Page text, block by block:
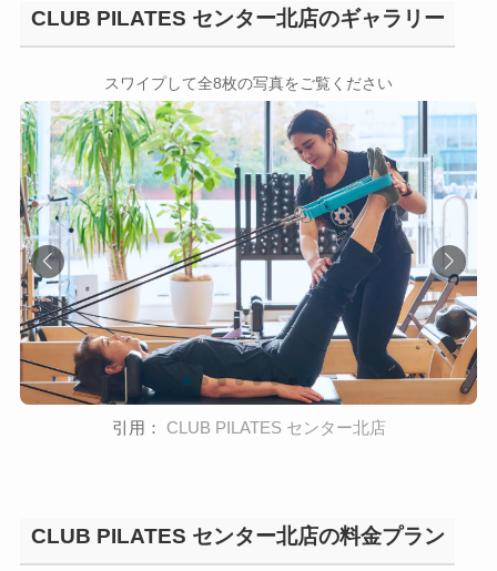
CLUB PILATES センター北店のギャラリー
スワイプして全8枚の写真をご覧ください
引用： CLUB PILATES センター北店
CLUB PILATES センター北店の料金プラン